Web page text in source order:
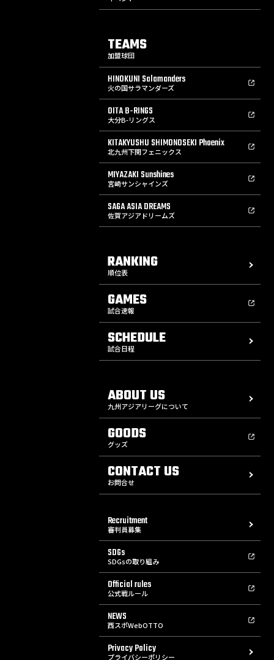
TEAMS
加盟球団
HINOKUNI Salamanders
火の国サラマンダーズ
OITA B-RINGS
大分B-リングス
KITAKYUSHU SHIMONOSEKI Phoenix
北九州下関フェニックス
MIYAZAKI Sunshines
宮崎サンシャインズ
SAGA ASIA DREAMS
佐賀アジアドリームズ
RANKING
順位表
GAMES
試合速報
SCHEDULE
試合日程
ABOUT US
九州アジアリーグについて
GOODS
グッズ
CONTACT US
お問合せ
Recruitment
審判員募集
SDGs
SDGsの取り組み
Official rules
公式戦ルール
NEWS
西スポWebOTTO
Privacy Policy
プライバシーポリシー